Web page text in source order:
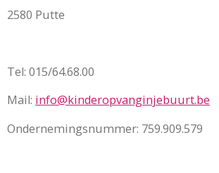
2580 Putte
Tel: 015/64.68.00
Mail: info@kinderopvanginjebuurt.be
Ondernemingsnummer: 759.909.579